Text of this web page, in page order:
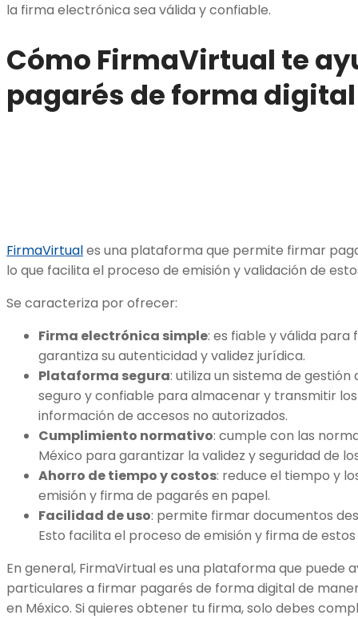
la firma electrónica sea válida y confiable.
Cómo FirmaVirtual te
pagarés de forma digital
FirmaVirtuales una plataforma que permite firmar
lo que facilita el proceso de emisión y validación de
Se caracteriza por ofrecer:
Firma electrónica simple: es fiable y válida para
garantiza su autenticidad y validez jurídica.
Plataforma segura: utiliza un sistema de
seguro y confiable para almacenar y transmitir
información de accesos no autorizados.
Cumplimiento normativo: cumple con las
México para garantizar la validez y seguridad de
Ahorro de tiempo y costos: reduce el tiempo y
emisión y firma de pagarés en papel.
Facilidad de uso: permite firmar documentos
Esto facilita el proceso de emisión y firma de
En general, FirmaVirtual es una plataforma que puede
particulares a firmar pagarés de forma digital de
en México. Si quieres obtener tu firma, solo debes